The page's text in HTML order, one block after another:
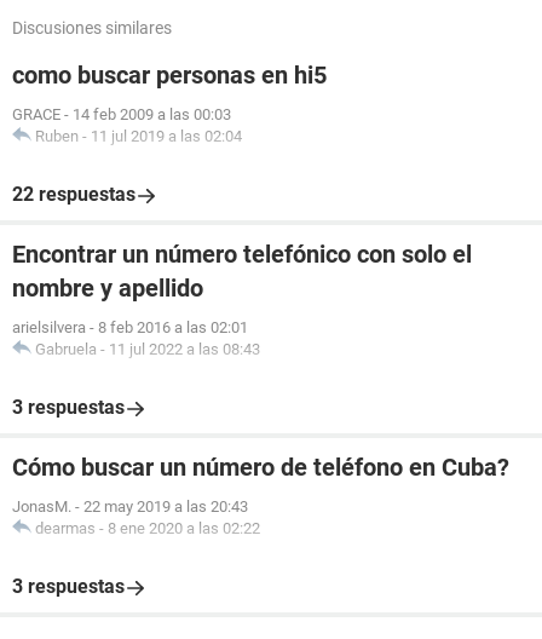
Discusiones similares
como buscar personas en hi5
GRACE - 14 feb 2009 a las 00:03
Ruben - 11 jul 2019 a las 02:04
22 respuestas
Encontrar un número telefónico con solo el
nombre y apellido
arielsilvera - 8 feb 2016 a las 02:01
Gabruela - 11 jul 2022 a las 08:43
3 respuestas
Cómo buscar un número de teléfono en Cuba?
JonasM. - 22 may 2019 a las 20:43
dearmas - 8 ene 2020 a las 02:22
3 respuestas